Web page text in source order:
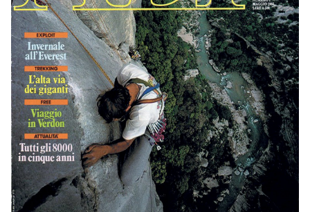
Editoriale
Dalle
riviste… a
Instagram!
Dalla carta all'etere
Dalla carta all'etere